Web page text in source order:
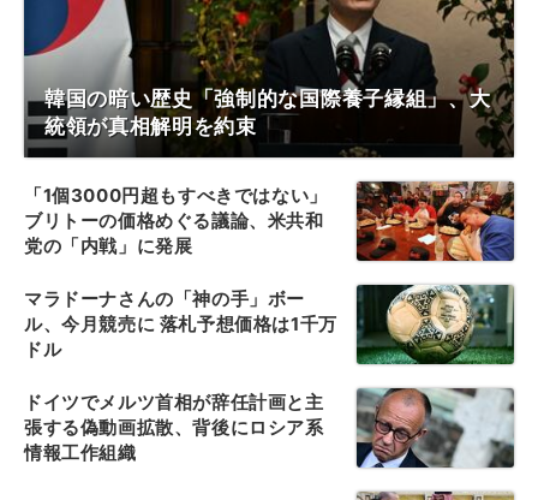
韓国の暗い歴史「強制的な国際養子縁組」、大
統領が真相解明を約束
「1個3000円超もすべきではない」
ブリトーの価格めぐる議論、米共和
党の「内戦」に発展
マラドーナさんの「神の手」ボー
ル、今月競売に 落札予想価格は1千万
ドル
ドイツでメルツ首相が辞任計画と主
張する偽動画拡散、背後にロシア系
情報工作組織